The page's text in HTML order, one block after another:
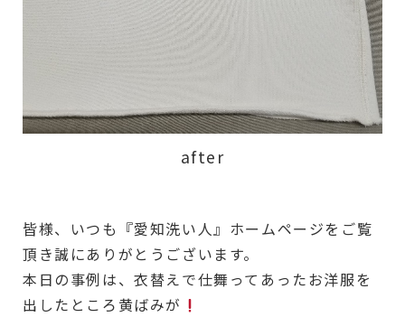
after
皆様、いつも『愛知洗い人』ホームページをご覧
頂き誠にありがとうございます。
本日の事例は、衣替えで仕舞ってあったお洋服を
出したところ黄ばみが